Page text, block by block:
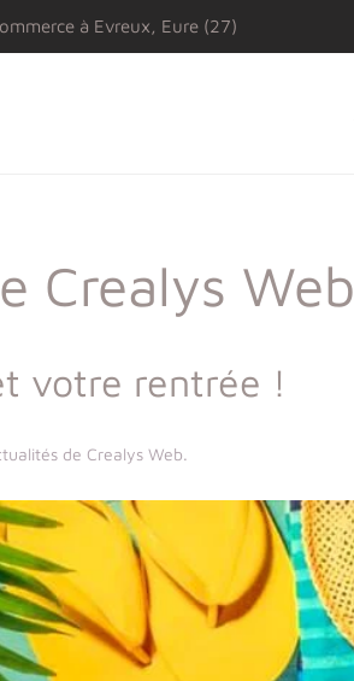
à Evreux, Eure (27)
Crealys Web
votre rentrée !
de Crealys Web.